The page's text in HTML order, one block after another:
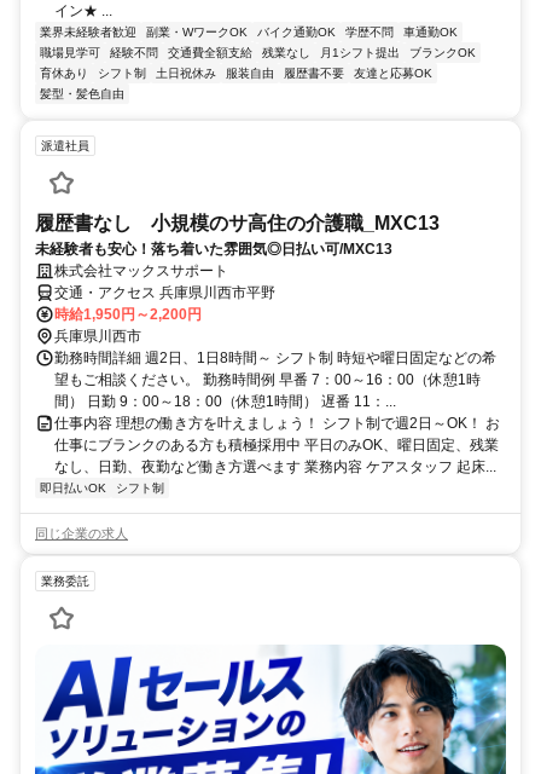
イン★ ...
業界未経験者歓迎 副業・WワークOK バイク通勤OK 学歴不問
車通勤OK
職場見学可
経験不問 交通費全額支給 残業なし 月1シフト提出
ブランクOK
育休あり
シフト制 土日祝休み 服装自由 履歴書不要
友達と応募OK
髪型・髪色自由
派遣社員
履歴書なし 小規模のサ高住の介護職_MXC13
未経験者も安心！落ち着いた雰囲気◎日払い可/MXC13
株式会社マックスサポート
交通・アクセス 兵庫県川西市平野
時給1,950円～2,200円
兵庫県川西市
勤務時間詳細 週2日、1日8時間～ シフト制 時短や曜日固定などの希
望もご相談ください。 勤務時間例 早番 7：00～16：00（休憩1時
間） 日勤 9：00～18：00（休憩1時間） 遅番 11：...
仕事内容 理想の働き方を叶えましょう！ シフト制で週2日～OK！ お
仕事にブランクのある方も積極採用中 平日のみOK、曜日固定、残業
なし、日勤、夜勤など働き方選べます 業務内容 ケアスタッフ 起床...
即日払いOK シフト制
同じ企業の求人
業務委託